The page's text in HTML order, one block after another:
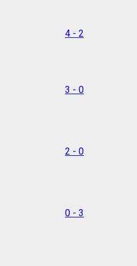
4 - 2
3 - 0
2 - 0
0 - 3